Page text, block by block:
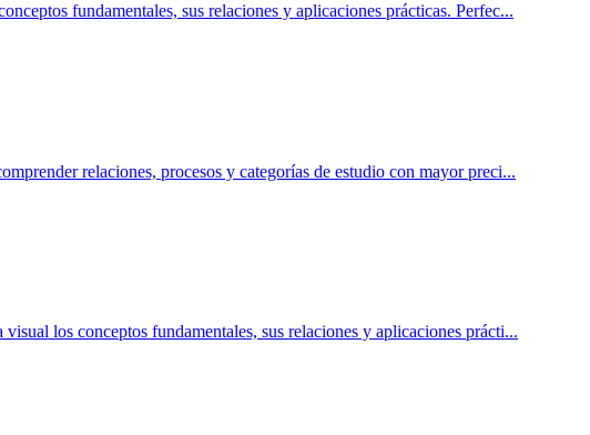
fundamentales, sus relaciones y aplicaciones prácticas. Perfec...
relaciones, procesos y categorías de estudio con mayor preci...
los conceptos fundamentales, sus relaciones y aplicaciones prácti...